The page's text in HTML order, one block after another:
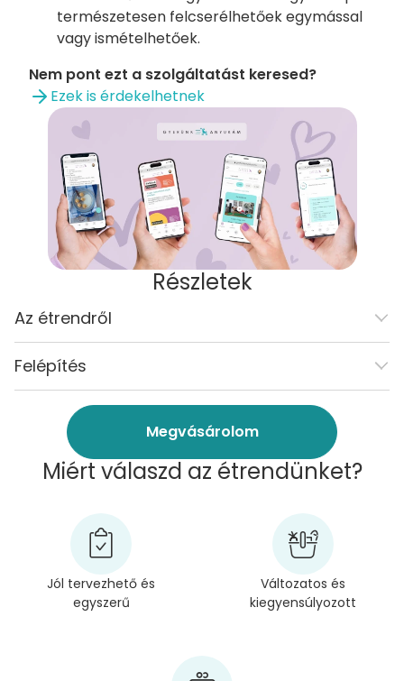
természetesen felcserélhetőek egymással
vagy ismételhetőek.
Nem pont ezt a szolgáltatást keresed?
Ezek is érdekelhetnek
Részletek
Az étrendről
Felépítés
Megvásárolom
Miért válaszd az étrendünket?
Jól tervezhető és
egyszerű
Változatos és
kiegyensúlyozott